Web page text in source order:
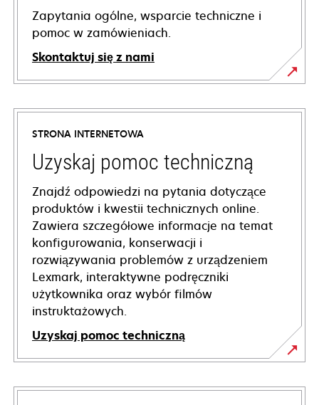
Zapytania ogólne, wsparcie techniczne i
pomoc w zamówieniach.
Skontaktuj się z nami
STRONA INTERNETOWA
Uzyskaj pomoc techniczną
Znajdź odpowiedzi na pytania dotyczące
produktów i kwestii technicznych online.
Zawiera szczegółowe informacje na temat
konfigurowania, konserwacji i
rozwiązywania problemów z urządzeniem
Lexmark, interaktywne podręczniki
użytkownika oraz wybór filmów
instruktażowych.
Uzyskaj pomoc techniczną
opens
in